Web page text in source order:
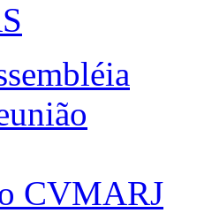
CVMARJ